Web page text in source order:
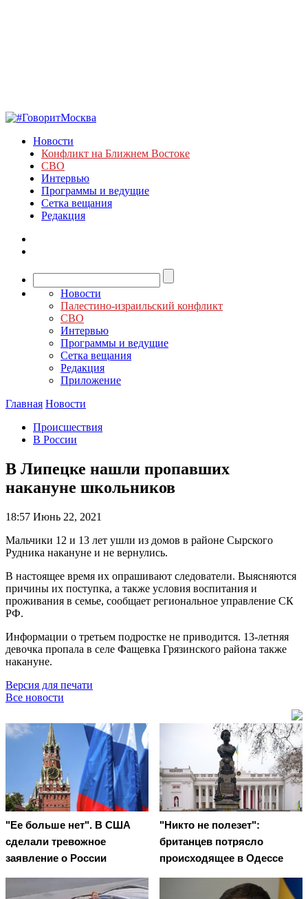
Новости
Конфликт на Ближнем Востоке
СВО
Интервью
Программы и ведущие
Сетка вещания
Редакция
Новости
Палестино-израильский конфликт
СВО
Интервью
Программы и ведущие
Сетка вещания
Редакция
Приложение
Главная Новости
Происшествия
В России
В Липецке нашли пропавших
накануне школьников
18:57 Июнь 22, 2021
Мальчики 12 и 13 лет ушли из домов в районе Сырского
Рудника накануне и не вернулись.
В настоящее время их опрашивают следователи. Выясняются
причины их поступка, а также условия воспитания и
проживания в семье, сообщает региональное управление СК
РФ.
Информации о третьем подростке не приводится. 13-летняя
девочка пропала в селе Фащевка Грязинского района также
накануне.
Версия для печати
Все новости
"Ее больше нет". В США
сделали тревожное
заявление о России
"Никто не полезет":
британцев потрясло
происходящее в Одессе